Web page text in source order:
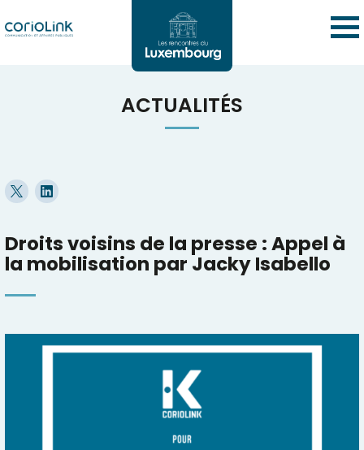
ACTUALITÉS
Droits voisins de la presse : Appel à
la mobilisation par Jacky Isabello